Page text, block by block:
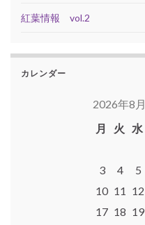
紅葉情報 vol.2
カレンダー
2026年8月
月
火 水
3
4 5
10 11 12
17 18 19